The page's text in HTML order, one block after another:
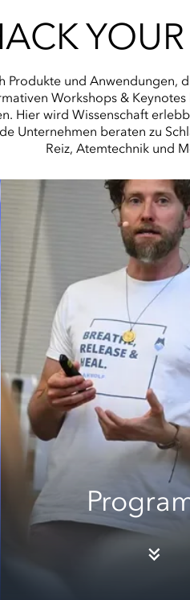
und Anwendungen,
Workshops &
Hier wird Wissenschaft
Unternehmen beraten zu
Reiz, Atemtechnik und